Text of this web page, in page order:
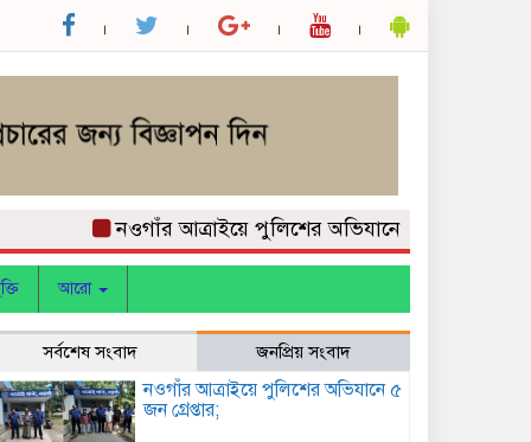
নওগাঁর আত্রাইয়ে পুলিশের অভিযানে ৫ জন গ্রেপ্তার;
আরো
সর্বশেষ সংবাদ জনপ্রিয় সংবাদ
নওগাঁর আত্রাইয়ে পুলিশের অভিযানে ৫
জন গ্রেপ্তার;